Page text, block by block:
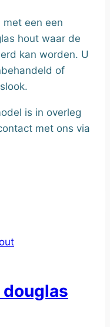
een een
hout waar de
kan worden. U
of
is in overleg
met ons via